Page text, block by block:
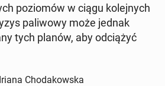
po­zio­mów w ciągu ko­lej­nych
pa­li­wo­wy może jednak
tych planów, aby od­cią­żyć
Chodakowska